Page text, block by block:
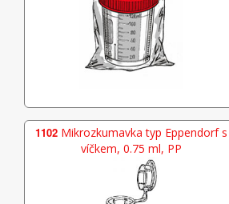
1102 Mikrozkumavka typ Eppendorf s
víčkem, 0.75 ml, PP